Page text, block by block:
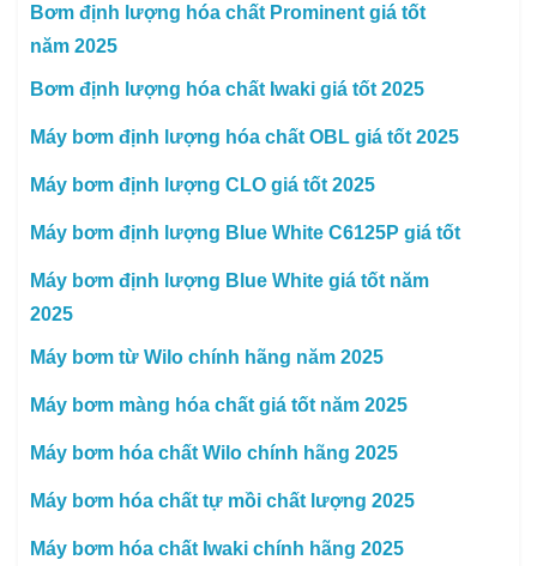
Bơm định lượng hóa chất Prominent giá tốt
năm 2025
Bơm định lượng hóa chất Iwaki giá tốt 2025
Máy bơm định lượng hóa chất OBL giá tốt 2025
Máy bơm định lượng CLO giá tốt 2025
Máy bơm định lượng Blue White C6125P giá tốt
Máy bơm định lượng Blue White giá tốt năm
2025
Máy bơm từ Wilo chính hãng năm 2025
Máy bơm màng hóa chất giá tốt năm 2025
Máy bơm hóa chất Wilo chính hãng 2025
Máy bơm hóa chất tự mồi chất lượng 2025
Máy bơm hóa chất Iwaki chính hãng 2025